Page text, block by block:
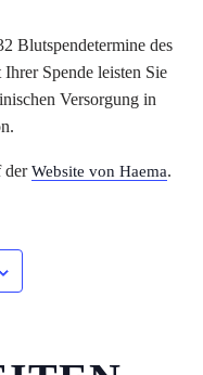
Blutspendetermine des
Spende leisten Sie
Versorgung in
derWebsite von Haema.